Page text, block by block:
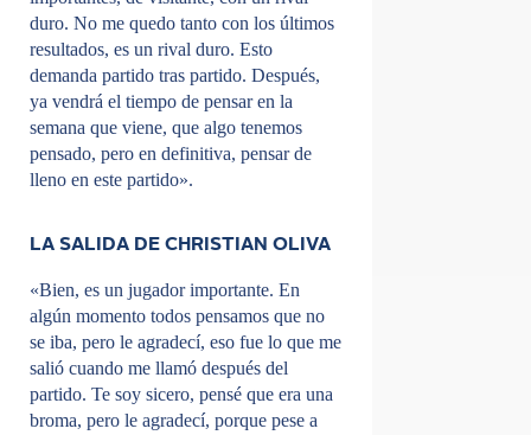
duro. No me quedo tanto con los últimos
resultados, es un rival duro. Esto
demanda partido tras partido. Después,
ya vendrá el tiempo de pensar en la
semana que viene, que algo tenemos
pensado, pero en definitiva, pensar de
lleno en este partido».
LA SALIDA DE CHRISTIAN OLIVA
«Bien, es un jugador importante. En
algún momento todos pensamos que no
se iba, pero le agradecí, eso fue lo que me
salió cuando me llamó después del
partido. Te soy sicero, pensé que era una
broma, pero le agradecí, porque pese a